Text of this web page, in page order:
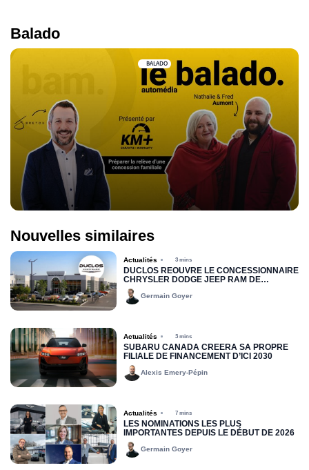
Balado
BALADO
Nouvelles similaires
Actualités 3 mins
DUCLOS RÉOUVRE LE CONCESSIONNAIRE
CHRYSLER DODGE JEEP RAM DE
DRUMMONDVILLE
Germain Goyer
Actualités 3 mins
SUBARU CANADA CRÉERA SA PROPRE
FILIALE DE FINANCEMENT D’ICI 2030
Alexis Emery-Pépin
Actualités 7 mins
LES NOMINATIONS LES PLUS
IMPORTANTES DEPUIS LE DÉBUT DE 2026
Germain Goyer